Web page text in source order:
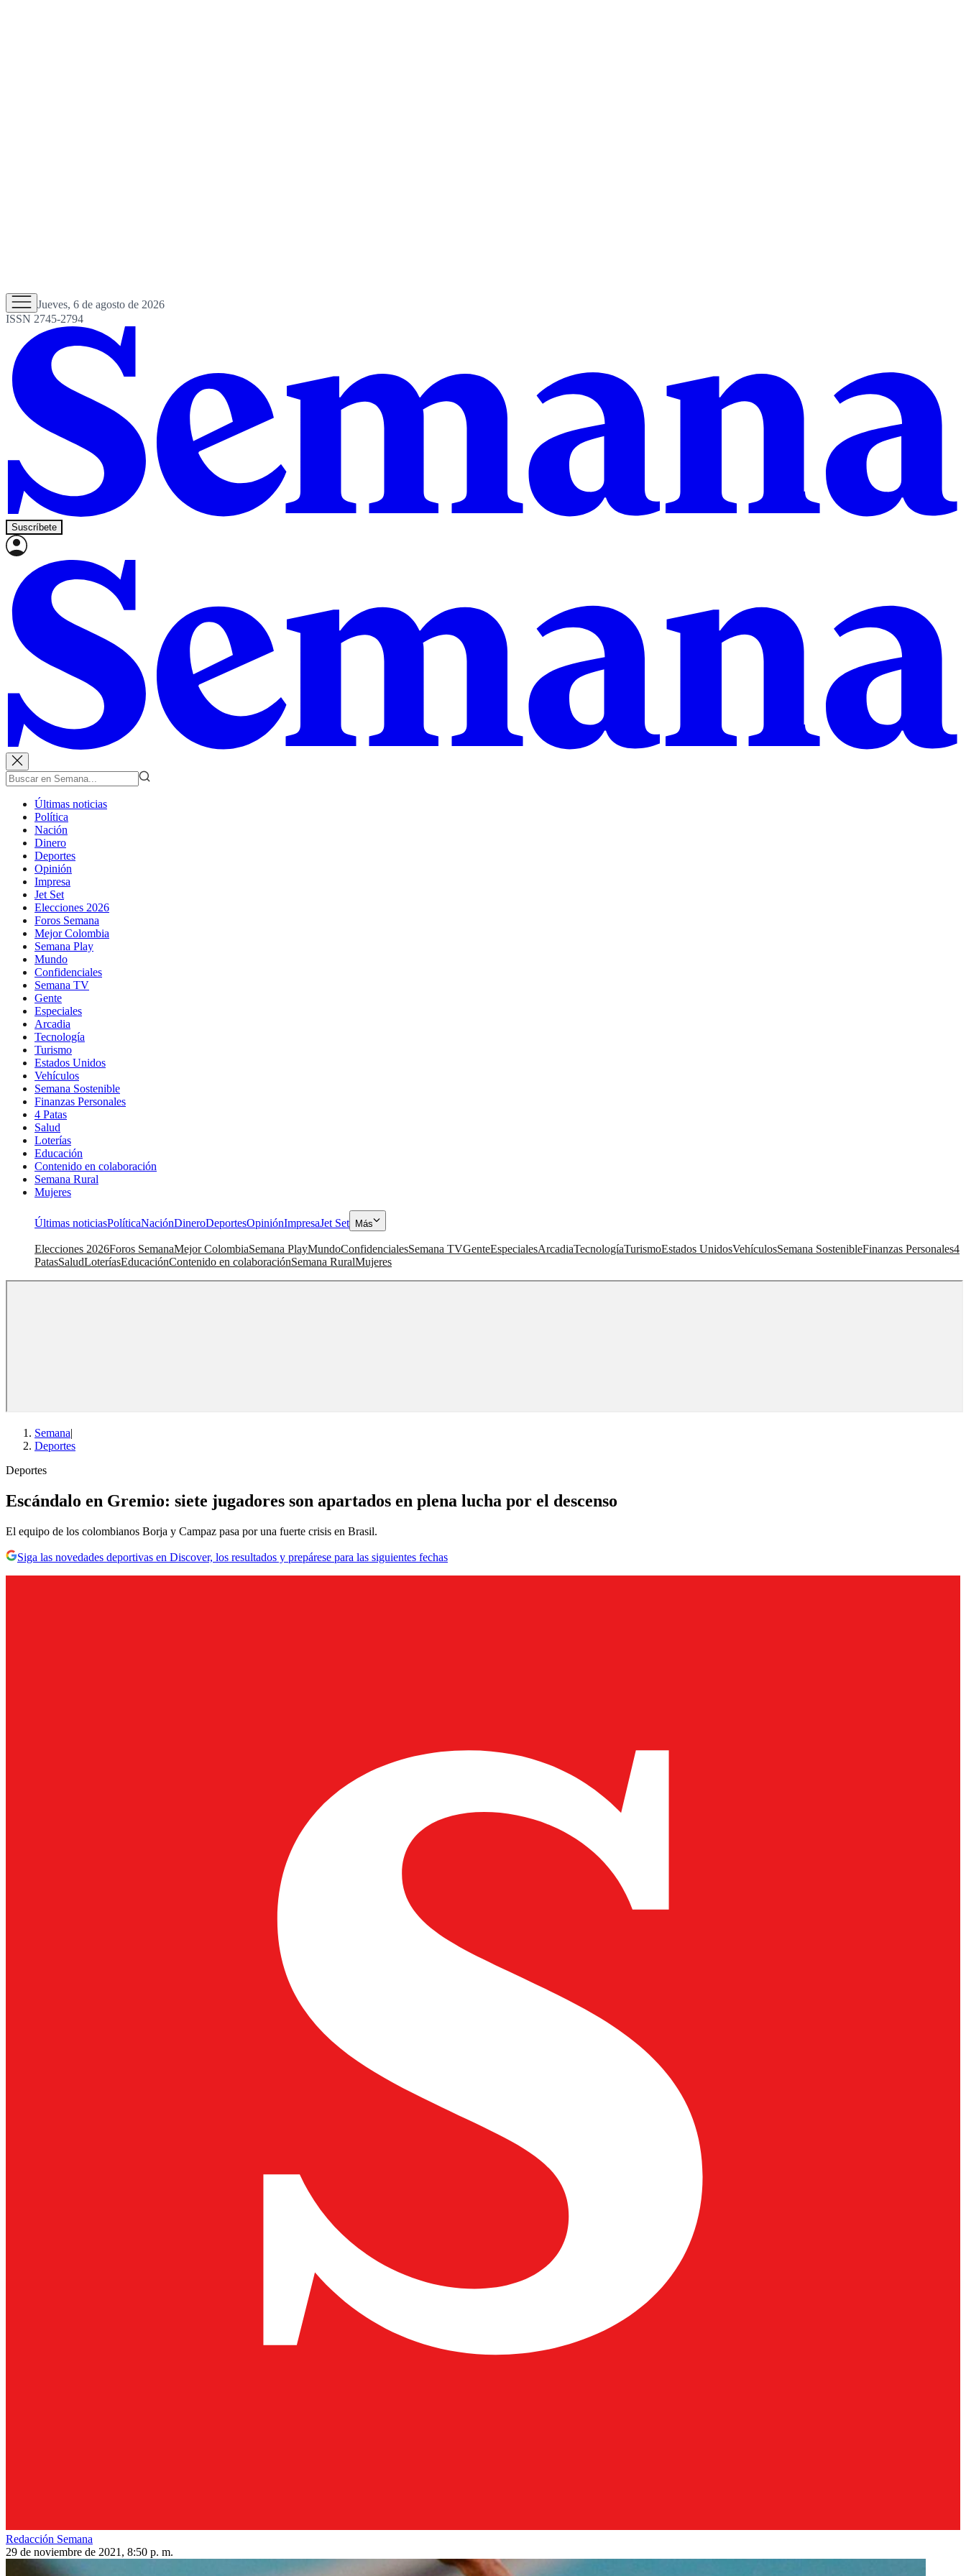
Jueves, 6 de agosto de 2026
ISSN 2745-2794
Suscríbete
Últimas noticias
Política
Nación
Dinero
Deportes
Opinión
Impresa
Jet Set
Elecciones 2026
Foros Semana
Mejor Colombia
Semana Play
Mundo
Confidenciales
Semana TV
Gente
Especiales
Arcadia
Tecnología
Turismo
Estados Unidos
Vehículos
Semana Sostenible
Finanzas Personales
4 Patas
Salud
Loterías
Educación
Contenido en colaboración
Semana Rural
Mujeres
Últimas noticiasPolíticaNaciónDineroDeportesOpiniónImpresaJet Set Más
Elecciones 2026Foros SemanaMejor ColombiaSemana PlayMundoConfidencialesSemana TVGenteEspecialesArcadiaTecnologíaTurismoEstados UnidosVehículosSemana SostenibleFinanzas Personales4
PatasSaludLoteríasEducaciónContenido en colaboraciónSemana RuralMujeres
Semana|
Deportes
Deportes
Escándalo en Gremio: siete jugadores son apartados en plena lucha por el descenso
El equipo de los colombianos Borja y Campaz pasa por una fuerte crisis en Brasil.
Siga las novedades deportivas en Discover, los resultados y prepárese para las siguientes fechas
Redacción Semana
29 de noviembre de 2021, 8:50 p. m.